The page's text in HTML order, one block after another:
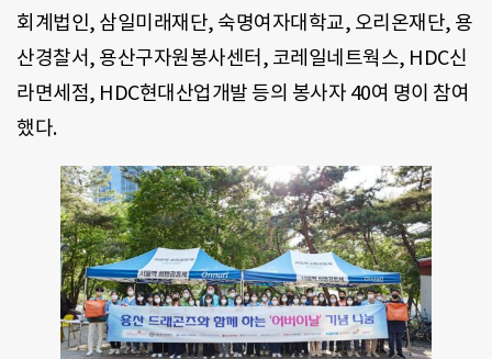
회계법인, 삼일미래재단, 숙명여자대학교, 오리온재단, 용
산경찰서, 용산구자원봉사센터, 코레일네트웍스, HDC신
라면세점, HDC현대산업개발 등의 봉사자 40여 명이 참여
했다.